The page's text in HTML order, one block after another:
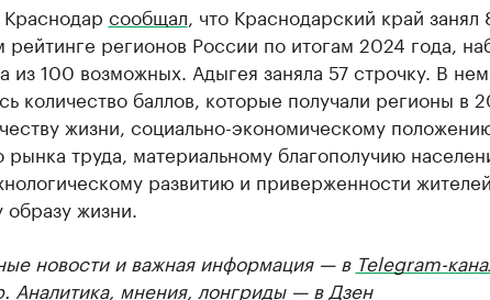
сообщал , что Краснодарский край
рейтинге регионов России по итогам 2024 года,
из 100 возможных. Адыгея заняла 57 строчку. В нем
количество баллов, которые получали регионы в
жизни, социально-экономическому
труда, материальному благополучию
развитию и приверженности жителей
жизни.
новости и важная информация — в Telegram-
. Аналитика, мнения, лонгриды — в Дзен